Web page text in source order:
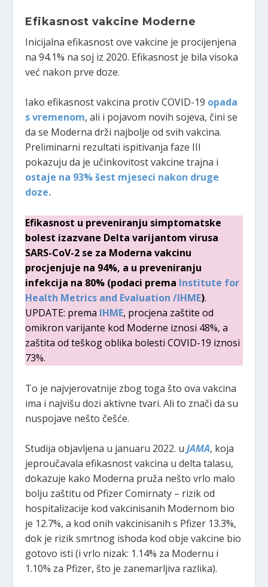
Efikasnost vakcine Moderne
Inicijalna efikasnost ove vakcine je procijenjena
na 94.1% na soj iz 2020. Efikasnost je bila visoka
već nakon prve doze.
Iako efikasnost vakcina protiv COVID-19 opada
s vremenom, ali i pojavom novih sojeva, čini se
da se Moderna drži najbolje od svih vakcina.
Preliminarni rezultati ispitivanja faze III
pokazuju da je učinkovitost vakcine trajna i
ostaje na 93% šest mjeseci nakon druge
doze.
Efikasnost u preveniranju simptomatske
bolest izazvane Delta varijantom virusa
SARS-CoV-2 se za Moderna vakcinu
procjenjuje na 94%, a u preveniranju
infekcija na 80% (podaci prema Institute for
Health Metrics and Evaluation /IHME).
UPDATE: prema IHME, procjena zaštite od
omikron varijante kod Moderne iznosi 48%, a
zaštita od teškog oblika bolesti COVID-19 iznosi
73%.
To je najvjerovatnije zbog toga što ova vakcina
ima i najvišu dozi aktivne tvari. Ali to znači da su
nuspojave nešto češće.
Studija objavljena u januaru 2022. uJAMA, koja
jeproučavala efikasnost vakcina u delta talasu,
dokazuje kako Moderna pruža nešto vrlo malo
bolju zaštitu od Pfizer Comirnaty – rizik od
hospitalizacije kod vakcinisanih Modernom bio
je 12.7%, a kod onih vakcinisanih s Pfizer 13.3%,
dok je rizik smrtnog ishoda kod obje vakcine bio
gotovo isti (i vrlo nizak: 1.14% za Modernu i
1.10% za Pfizer, što je zanemarljiva razlika).